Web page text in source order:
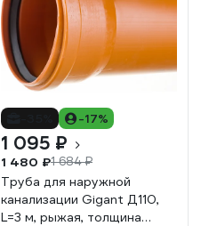
-17%
1 095 ₽
1 480 ₽1 684 ₽
Труба для наружной
канализации Gigant Д110,
L=3 м, рыжая, толщина